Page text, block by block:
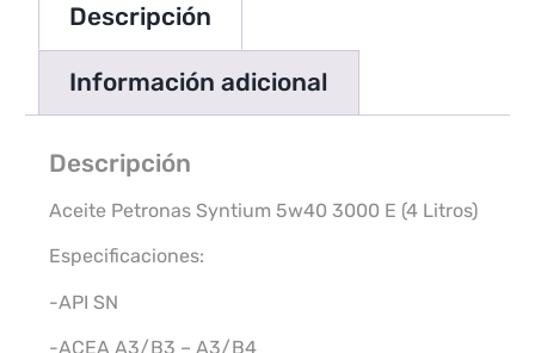
Descripción
Información adicional
Descripción
Aceite Petronas Syntium 5w40 3000 E (4 Litros)
Especificaciones:
-API SN
-ACEA A3/B3 – A3/B4